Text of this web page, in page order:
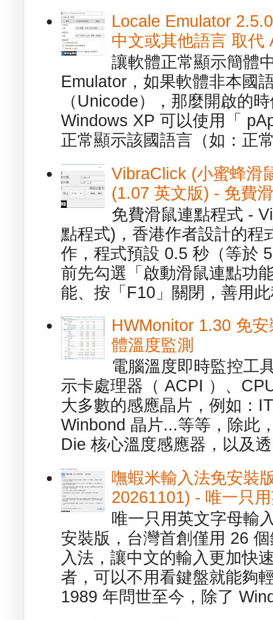
Locale Emulator
中文或其他語言 取代
讓軟體正常顯示簡體
Emulator，如果軟體非本國
（Unicode），那麼開啟的
Windows XP 可以使用「
正常顯示該國語言（如：正
VibraClick (小蜜蜂滑
(1.07 英文版) - 免費
免費滑鼠連點程式 -
點程式)，香港作者設計的程
作，程式預設 0.5 秒（等於
前先勾選「啟動滑鼠連點功
能、按「F10」關閉，善用
HWMonitor 1.30 免
體溫度監測
電腦溫度即時監控工
示卡處理器（ ACPI ）、
大多數的感應晶片，例如：
Winbond 晶片...等等，除此
Die 核心溫度感應器，以及
嘸蝦米輸入法免安裝
20261101) - 唯一只
唯一只用英文字母輸
安裝版，台灣首創僅用 26
入法，讓中文的輸入更加快
者，可以不用看鍵盤就能夠
1989 年問世至今，除了